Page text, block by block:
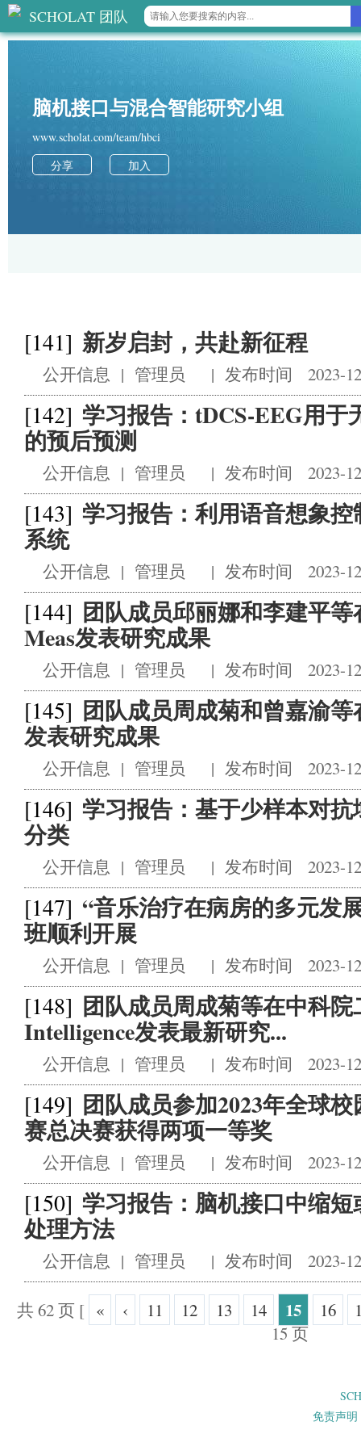
SCHOLAT 团队
脑机接口与混合智能研究小组
www.scholat.com/team/hbci
分享
加入
[141] 新岁启封，共赴新征程
公开信息 | 管理员 | 发布时间 2023-
[142] 学习报告：tDCS-EEG用于
的预后预测
公开信息 | 管理员 | 发布时间 2023-
[143] 学习报告：利用语音想象
系统
公开信息 | 管理员 | 发布时间 2023-
[144] 团队成员邱丽娜和李建平
Meas发表研究成果
公开信息 | 管理员 | 发布时间 2023-
[145] 团队成员周成菊和曾嘉渝
发表研究成果
公开信息 | 管理员 | 发布时间 2023-
[146] 学习报告：基于少样本对
分类
公开信息 | 管理员 | 发布时间 2023-
[147] “音乐治疗在病房的多元发
班顺利开展
公开信息 | 管理员 | 发布时间 2023-
[148] 团队成员周成菊等在中科
Intelligence发表最新研究...
公开信息 | 管理员 | 发布时间 2023-
[149] 团队成员参加2023年全球
赛总决赛获得两项一等奖
公开信息 | 管理员 | 发布时间 2023-
[150] 学习报告：脑机接口中缩
处理方法
公开信息 | 管理员 | 发布时间 2023-
共 62 页 [ « ‹ 11 12 13 14 15 16
15 页
免责声明